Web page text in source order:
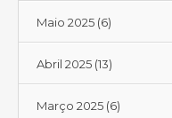
Maio 2025 (6)
Abril 2025 (13)
Março 2025 (6)